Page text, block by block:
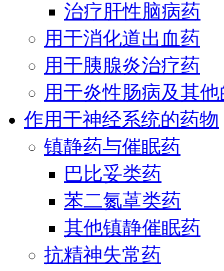
治疗肝性脑病药
用于消化道出血药
用于胰腺炎治疗药
用于炎性肠病及其
作用于神经系统的药物
镇静药与催眠药
巴比妥类药
苯二氮䓬类药
其他镇静催眠药
抗精神失常药